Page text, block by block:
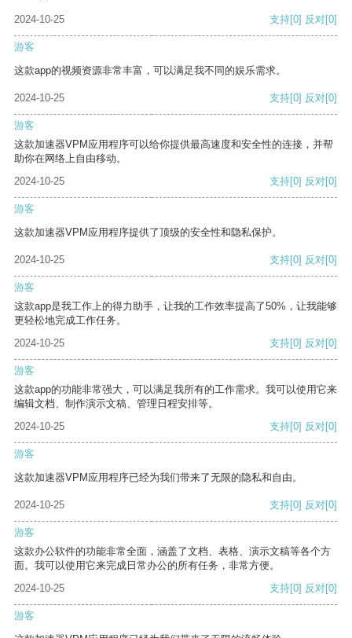
2024-10-25 支持[0] 反对[0]
游客
这款app的视频资源非常丰富，可以满足我不同的娱乐需求。
2024-10-25 支持[0] 反对[0]
游客
这款加速器VPM应用程序可以给你提供最高速度和安全性的连接，并帮
助你在网络上自由移动。
2024-10-25
支持[0] 反对[0]
游客
这款加速器VPM应用程序提供了顶级的安全性和隐私保护。
2024-10-25 支持[0] 反对[0]
游客
这款app是我工作上的得力助手，让我的工作效率提高了50%，让我能够
更轻松地完成工作任务。
2024-10-25
支持[0] 反对[0]
游客
这款app的功能非常强大，可以满足我所有的工作需求。我可以使用它来
编辑文档、制作演示文稿、管理日程安排等。
2024-10-25
支持[0] 反对[0]
游客
这款加速器VPM应用程序已经为我们带来了无限的隐私和自由。
2024-10-25 支持[0] 反对[0]
游客
这款办公软件的功能非常全面，涵盖了文档、表格、演示文稿等各个方
面。我可以使用它来完成日常办公的所有任务，非常方便。
2024-10-25
支持[0] 反对[0]
游客